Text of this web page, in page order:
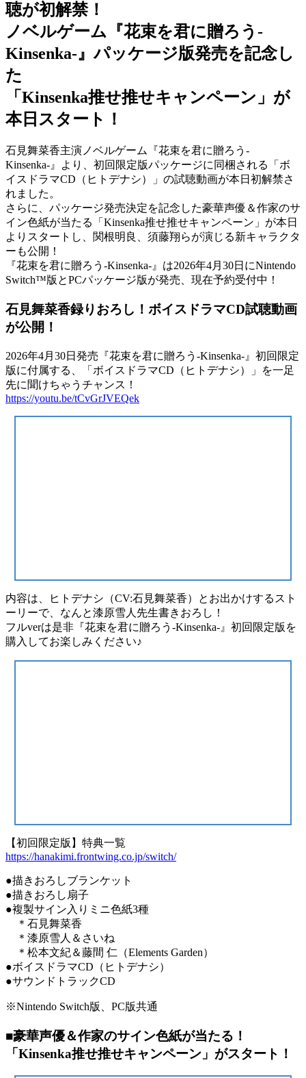
聴が初解禁！
ノベルゲーム『花束を君に贈ろう-
Kinsenka-』パッケージ版発売を記念し
た
「Kinsenka推せ推せキャンペーン」が
本日スタート！
石見舞菜香主演ノベルゲーム『花束を君に贈ろう-
Kinsenka-』より、初回限定版パッケージに同梱される「ボ
イスドラマCD（ヒトデナシ）」の試聴動画が本日初解禁さ
れました。
さらに、パッケージ発売決定を記念した豪華声優＆作家のサ
イン色紙が当たる「Kinsenka推せ推せキャンペーン」が本日
よりスタートし、関根明良、須藤翔らが演じる新キャラクタ
ーも公開！
『花束を君に贈ろう-Kinsenka-』は2026年4月30日にNintendo
Switch™版とPCパッケージ版が発売、現在予約受付中！
石見舞菜香録りおろし！ボイスドラマCD試聴動画
が公開！
2026年4月30日発売『花束を君に贈ろう-Kinsenka-』初回限定
版に付属する、「ボイスドラマCD（ヒトデナシ）」を一足
先に聞けちゃうチャンス！
https://youtu.be/tCvGrJVEQek
内容は、ヒトデナシ（CV:石見舞菜香）とお出かけするスト
ーリーで、なんと漆原雪人先生書きおろし！
フルverは是非『花束を君に贈ろう-Kinsenka-』初回限定版を
購入してお楽しみください♪
【初回限定版】特典一覧
https://hanakimi.frontwing.co.jp/switch/
●描きおろしブランケット
●描きおろし扇子
●複製サイン入りミニ色紙3種
＊石見舞菜香
＊漆原雪人＆さいね
＊松本文紀＆藤間 仁（Elements Garden）
●ボイスドラマCD（ヒトデナシ）
●サウンドトラックCD
※Nintendo Switch版、PC版共通
■豪華声優＆作家のサイン色紙が当たる！
「Kinsenka推せ推せキャンペーン」がスタート！